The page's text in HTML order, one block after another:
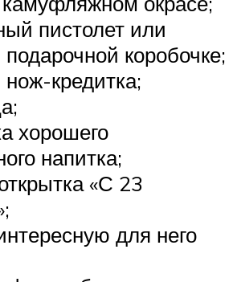
пистолет или
подарочной коробочке;
кредитка;
хорошего
напитка;
«С 23
для него